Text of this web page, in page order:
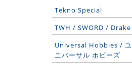
Tekno Special
TWH / SWORD / Drake
Universal Hobbies / ユ
ニバーサル ホビーズ